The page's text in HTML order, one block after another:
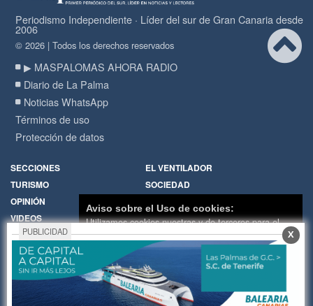
Periodismo Independiente · Líder del sur de Gran Canaria desde
2006
© 2026 | Todos los derechos reservados
▶ MASPALOMAS AHORA RADIO
Diario de La Palma
Noticias WhatsApp
Términos de uso
Protección de datos
SECCIONES
EL VENTILADOR
TURISMO
SOCIEDAD
OPINIÓN
VIDEOS
RADIO
Política de Cookies
Hemeroteca
Encuestas
Cartas de los lectores
Fotos de los lectores
Galerías de imágenes
Temas de actualidad
Principios Editoriales
PUBLICIDAD X
Aviso sobre el Uso de cookies:
Utilizamos cookies nuestras y de terceros para el
funcionamiento del digital. Puedes consultar la lista
de cookies y como desconectarlas.Ver nuestra
Política de Privacidad y Cookies
Aceptar Cookies
Personalizar